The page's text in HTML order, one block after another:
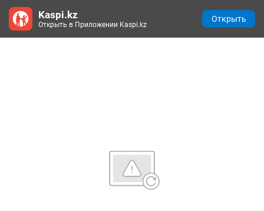
Kaspi.kz
Открыть в Приложении Kaspi.kz
Открыть